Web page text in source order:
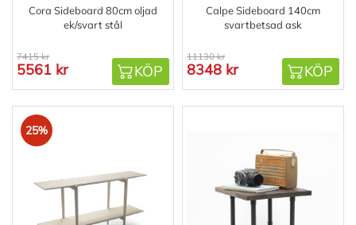
Cora Sideboard 80cm oljad
ek/svart stål
7415 kr
5561 kr KÖP
Calpe Sideboard 140cm
svartbetsad ask
11130 kr
8348 kr KÖP
25%